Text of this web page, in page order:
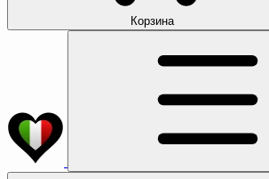
Корзина